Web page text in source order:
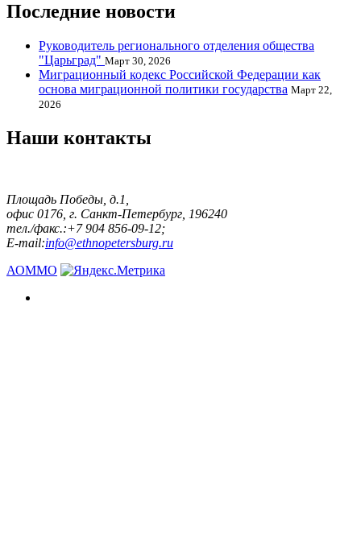
Последние новости
Руководитель регионального отделения общества
"Царьград" Март 30, 2026
Миграционный кодекс Российской Федерации как
основа миграционной политики государства Март 22,
2026
Наши контакты
Площадь Победы, д.1,
офис 0176, г. Санкт-Петербург, 196240
тел./факс.:+7 904 856-09-12;
E-mail:info@ethnopetersburg.ru
АОММО